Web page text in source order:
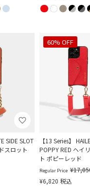
SIDE SLOT
スロット
【13 Series】
POPPY RED ヘイ
ト ポピーレッド
60% OFF
Regular Price ¥
¥6,820 税込